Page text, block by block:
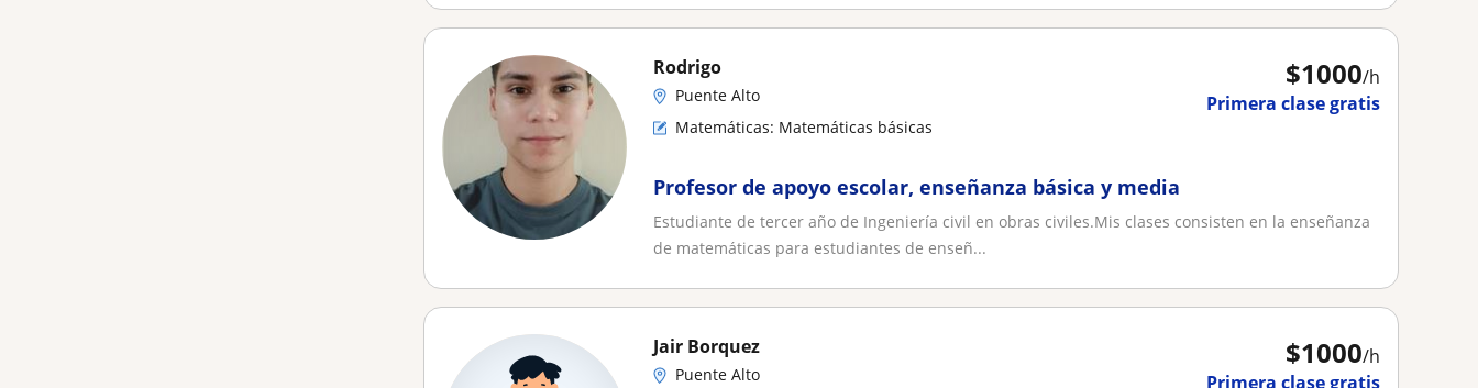
$1000/h
Primera clase gratis
Rodrigo
Puente Alto
Matemáticas: Matemáticas básicas
Profesor de apoyo escolar, enseñanza básica y media
Estudiante de tercer año de Ingeniería civil en obras civiles.Mis clases consisten en la enseñanza
de matemáticas para estudiantes de enseñ...
$1000/h
Primera clase gratis
Jair Borquez
Puente Alto